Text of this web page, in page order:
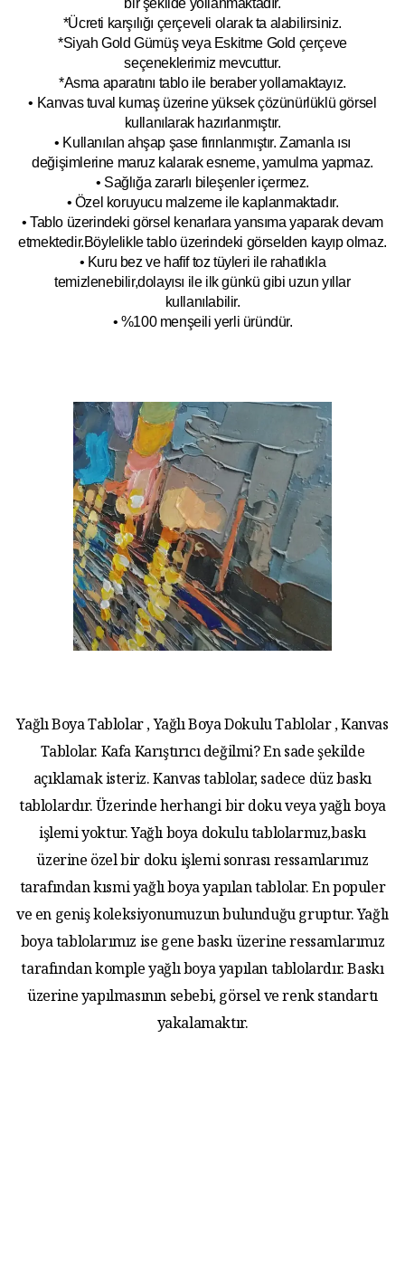
bir şekilde yollanmaktadır.
*Ücreti karşılığı çerçeveli olarak ta alabilirsiniz.
*Siyah Gold Gümüş veya Eskitme Gold çerçeve
seçeneklerimiz mevcuttur.
*Asma aparatını tablo ile beraber yollamaktayız.
• Kanvas tuval kumaş üzerine yüksek çözünürlüklü görsel
kullanılarak hazırlanmıştır.
• Kullanılan ahşap şase fırınlanmıştır. Zamanla ısı
değişimlerine maruz kalarak esneme, yamulma yapmaz.
• Sağlığa zararlı bileşenler içermez.
• Özel koruyucu malzeme ile kaplanmaktadır.
• Tablo üzerindeki görsel kenarlara yansıma yaparak devam
etmektedir.Böylelikle tablo üzerindeki görselden kayıp olmaz.
• Kuru bez ve hafif toz tüyleri ile rahatlıkla
temizlenebilir,dolayısı ile ilkgünkü gibi uzun yıllar
kullanılabilir.
• %100 menşeili yerli üründür.
Yağlı Boya Tablolar , Yağlı Boya Dokulu Tablolar , Kanvas
Tablolar. Kafa Karıştırıcı değilmi? En sade şekilde
açıklamak isteriz. Kanvas tablolar, sadece düz baskı
tablolardır. Üzerinde herhangi bir doku veya yağlı boya
işlemi yoktur. Yağlı boya dokulu tablolarmız,baskı
üzerine özel bir doku işlemi sonrası ressamlarımız
tarafından kısmi yağlı boya yapılan tablolar. En populer
ve en geniş koleksiyonumuzun bulunduğu gruptur. Yağlı
boya tablolarımız ise gene baskı üzerine ressamlarımız
tarafından komple yağlı boya yapılan tablolardır. Baskı
üzerine yapılmasının sebebi, görsel ve renk standartı
yakalamaktır.